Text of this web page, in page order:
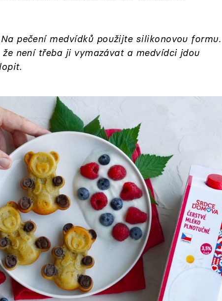
Na pečení medvídků použijte silikonovou formu.
že není třeba ji vymazávat a medvídci jdou